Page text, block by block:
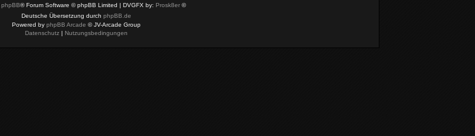
phpBB® Forum Software © phpBB Limited | DVGFX by: Prosk8er©
Deutsche Übersetzung durch phpBB.de
Powered by phpBB Arcade © JV-Arcade Group
Datenschutz| Nutzungsbedingungen